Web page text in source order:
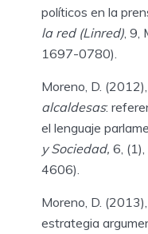
políticos en la
la red (Linred) ,
1697-0780).
Moreno, D. (2012),
alcaldesas:
el lenguaje
y Sociedad, 6,
4606).
Moreno, D.
estrategia